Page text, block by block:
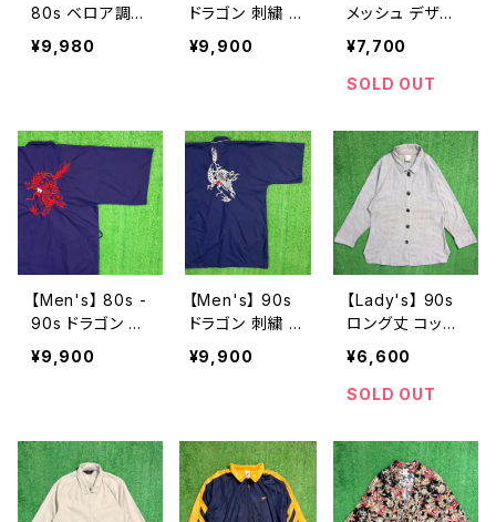
80s ベロア調
半袖 ガウン / 7
0年代 80年代
ンズ N1165
¥9,980
ドラゴン 刺繍 ラ
イト ガウン / 80
年代 龍 シャツ
¥9,900
メッシュ デザイ
ン シャツ / 90
年代 古着 ジャ
ケット 半袖 レデ
¥7,700
SOLD OUT
【Men's】 80s -
90s ドラゴン 刺
繍 半袖 ガウン /
80年代 90年代
¥9,900
【Men's】 90s
ドラゴン 刺繍 半
袖 ガウン / 90
年代 古着 シャ
¥9,900
【Lady's】 90s
ロング丈 コット
ン リネン シャツ
ジャケット / アメ
リカ製 USA製 9
ツ ジャケット レ
ディース モノト
ーン N0583
¥6,600
SOLD OUT